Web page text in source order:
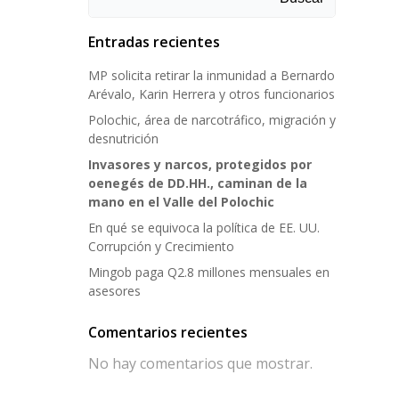
Entradas recientes
MP solicita retirar la inmunidad a Bernardo
Arévalo, Karin Herrera y otros funcionarios
Polochic, área de narcotráfico, migración y
desnutrición
Invasores y narcos, protegidos por
oenegés de DD.HH., caminan de la
mano en el Valle del Polochic
En qué se equivoca la política de EE. UU.
Corrupción y Crecimiento
Mingob paga Q2.8 millones mensuales en
asesores
Comentarios recientes
No hay comentarios que mostrar.